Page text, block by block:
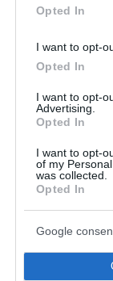
Opted In
I want to opt-
Opted In
I want to opt-
Advertising.
Opted In
I want to opt-
of my
was collected.
Opted In
Google